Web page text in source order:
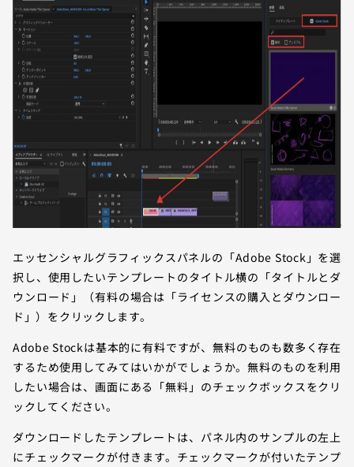
エッセンシャルグラフィックスパネルの「Adobe Stock」を選
択し、使用したいテンプレートのタイトル横の「タイトルとダ
ウンロード」（有料の場合は「ライセンスの購入とダウンロー
ド」）をクリックします。
Adobe Stockは基本的に有料ですが、無料のものも数多く存在
するため使用してみてはいかがでしょうか。無料のものを利用
したい場合は、画面にある「無料」のチェックボックスをクリ
ックしてください。
ダウンロードしたテンプレートは、パネル内のサンプルの左上
にチェックマークが付きます。チェックマークが付いたテンプ